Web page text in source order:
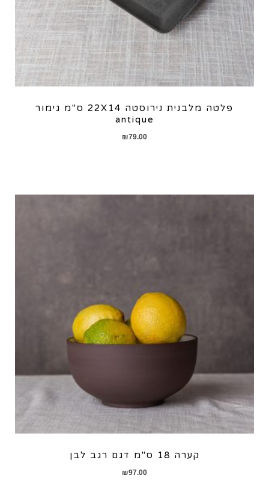
פלטה מלבנית נירוסטה 22X14 ס"מ גימור
antique
₪79.00
קערה 18 ס"מ דגם רגב לבן
₪97.00